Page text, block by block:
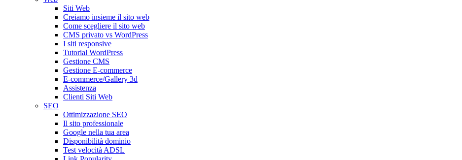
Siti Web
Creiamo insieme il sito web
Come scegliere il sito web
CMS privato vs WordPress
I siti responsive
Tutorial WordPress
Gestione CMS
Gestione E-commerce
E-commerce/Gallery 3d
Assistenza
Clienti Siti Web
SEO
Ottimizzazione SEO
Il sito professionale
Google nella tua area
Disponibilità dominio
Test velocità ADSL